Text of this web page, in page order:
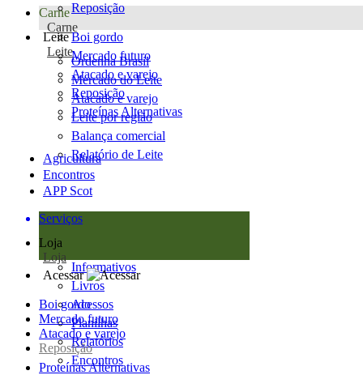
Reposição
Carne
Carne
Boi gordo
Mercado futuro
Atacado e varejo
Reposição
Proteínas Alternativas
Leite
Leite
Ordenha Brasil
Mercado do Leite
Atacado e varejo
Leite por região
Balança comercial
Relatório de Leite
Agricultura
Encontros
APP Scot
Serviços
Loja
Loja
Informativos
Livros
Acessos
Planilhas
Relatórios
Encontros
Acessar
Boi gordo
Mercado futuro
Atacado e varejo
Reposição
Proteínas Alternativas